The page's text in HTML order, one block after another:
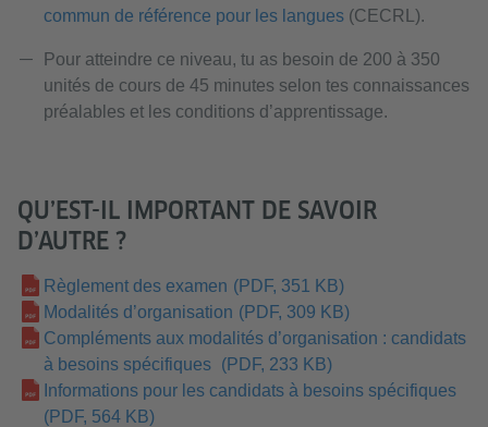
commun de référence pour les langues (CECRL).
Pour atteindre ce niveau, tu as besoin de 200 à 350
unités de cours de 45 minutes selon tes connaissances
préalables et les conditions d’apprentissage.
QU’EST-IL IMPORTANT DE SAVOIR
D’AUTRE ?
Règlement des examen (PDF, 351 KB)
Modalités d’organisation (PDF, 309 KB)
Compléments aux modalités d’organisation : candidats
à besoins spécifiques (PDF, 233 KB)
Informations pour les candidats à besoins spécifiques
(PDF, 564 KB)